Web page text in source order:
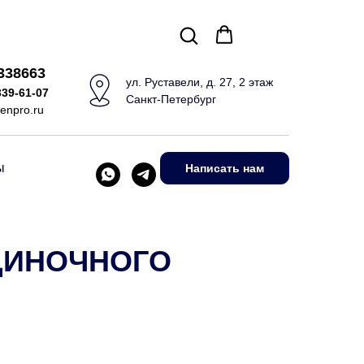
61-07
ул. Руставели, д. 27, 2 этаж
Санкт-Петербург
Написать нам